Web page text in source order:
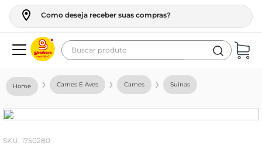
Como deseja receber suas compras?
Buscar produto
Carnes E Aves Carnes Suínas
: 1750280
geladeira
fogao